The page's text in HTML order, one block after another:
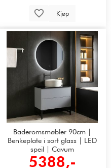
Kjøp
Baderomsmøbler 90cm |
Benkeplate i sort glass | LED
speil | Cavum
5388,-